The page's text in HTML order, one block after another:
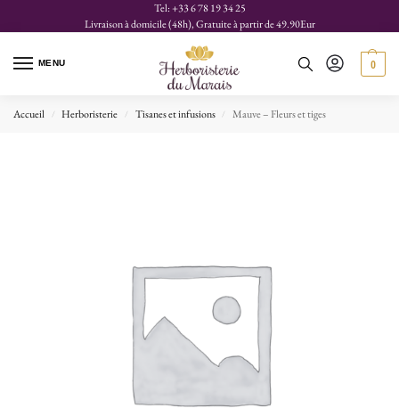
Tel: +33 6 78 19 34 25
Livraison à domicile (48h), Gratuite à partir de 49.90Eur
MENU 0
Accueil / Herboristerie / Tisanes et infusions / Mauve – Fleurs et tiges